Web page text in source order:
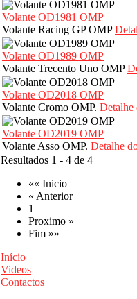
Volante OD1981 OMP
Volante Racing GP OMP
Volante OD1989 OMP
Volante Trecento Uno OMP
Volante OD2018 OMP
Volante Cromo OMP. Detalhe
Volante OD2019 OMP
Volante Asso OMP. Detalhe
Resultados 1 - 4 de 4
«« Inicio
« Anterior
1
Proximo »
Fim »»
Início
Videos
Contactos